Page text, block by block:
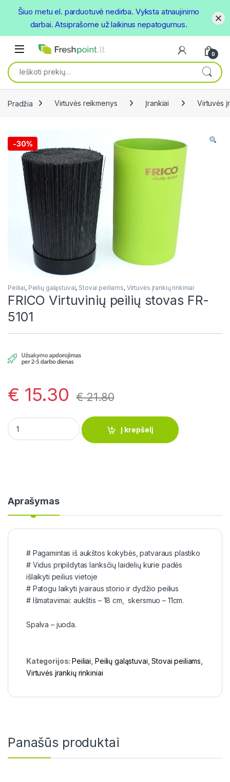
Open
0
Ieškoti:
Pradžia Virtuvės reikmenys Įrankiai Virtuvės
-30%
Peiliai, Peilių galąstuvai, Stovai peiliams, Virtuvės įrankių rinkiniai
FRICO Virtuvinių peilių stovas FR-
5101
€ 15.30 €21.80
FRICO Virtuvinių peilių stovas FR-5101 quantity
Į krepšelį
Aprašymas
# Pagamintas iš aukštos kokybės, patvaraus plastiko
# Vidus pripildytas lanksčių laidelių kurie padės
išlaikyti peilius vietoje
# Patogu laikyti įvairaus storio ir dydžio peilius
# Išmatavimai: aukštis – 18 cm, skersmuo – 11cm.
Spalva – juoda.
Kategorijos:Peiliai Peilių galąstuvai ,Stovai peiliams
Virtuvės įrankių rinkiniai
Panašūs produktai
Šiuo metu el. parduotuvė nedirba. Vyksta atnaujinimo
darbai. Atsiprašome už laikinus nepatogumus.